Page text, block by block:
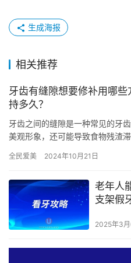
生成海报
相关推荐
牙齿有缝隙想要修补用哪
持多久？
牙齿之间的缝隙是一种常见的牙
美观形象，还可能导致食物残渣
择，…
全民爱美 2024年10月21日
老年人
支架假
2025年3月